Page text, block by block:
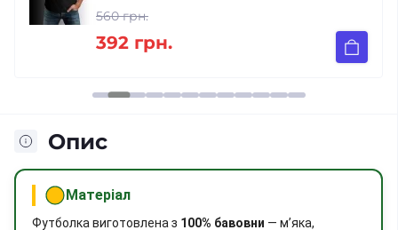
560 грн.
392 грн.
Опис
Матеріал
Футболка виготовлена з 100% бавовни — м’яка,